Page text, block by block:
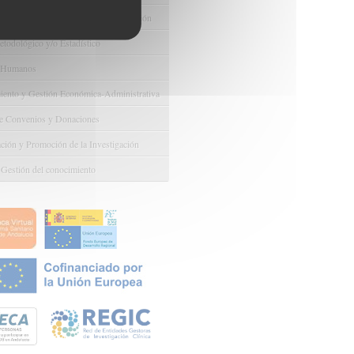
Ayudas y Oportunidad de Financiación
y/o Estadístico
y Gestión Económica-Administrativa
Convenios y Donaciones
y Promoción de la Investigación
del conocimiento